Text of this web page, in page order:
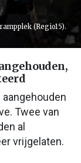
(Regio15).
Twee van
al
vrijgelaten.